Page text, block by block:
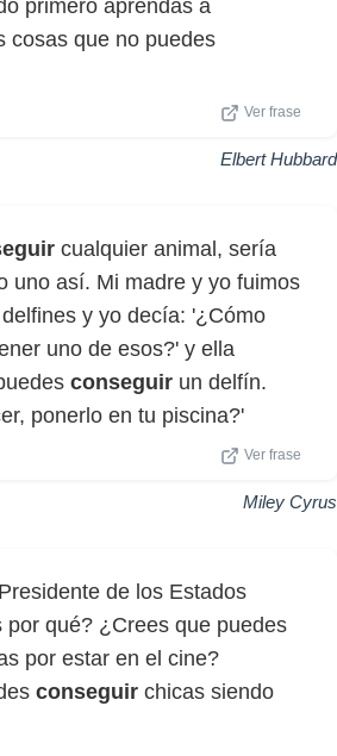
primero aprendas a
cosas que no puedes
Ver frase
Elbert Hubbard
cualquier animal, sería
uno así. Mi madre y yo fuimos
y yo decía: '¿Cómo
uno de esos?' y ella
conseguir un delfín.
ponerlo en tu piscina?'
Ver frase
Miley Cyrus
de los Estados
por qué? ¿Crees que puedes
por estar en el cine?
conseguir chicas siendo